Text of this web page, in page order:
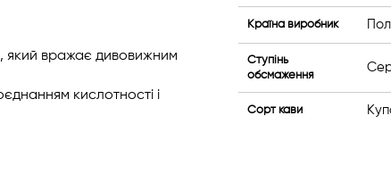
який вражає дивовижним
кислотності і
Країна виробник
Ступінь
обсмаження
Сорт кави